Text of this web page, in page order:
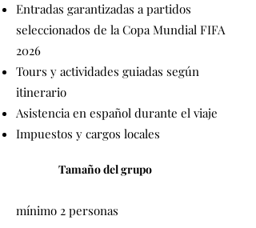
Entradas garantizadas a partidos
seleccionados de la Copa Mundial FIFA
2026
Tours y actividades guiadas según
itinerario
Asistencia en español durante el viaje
Impuestos y cargos locales
Tamaño del grupo
mínimo 2 personas